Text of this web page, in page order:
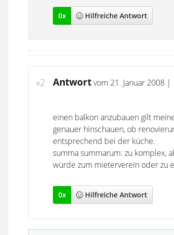
0x Hilfreiche Antwort
#2 Antwortvom 21. Januar 2008 |
einen balkon anzubauen gilt
genauer hinschauen, ob
entsprechend bei der küche.
summa summarum: zu komplex,
würde zum mieterverein oder zu
0x Hilfreiche Antwort